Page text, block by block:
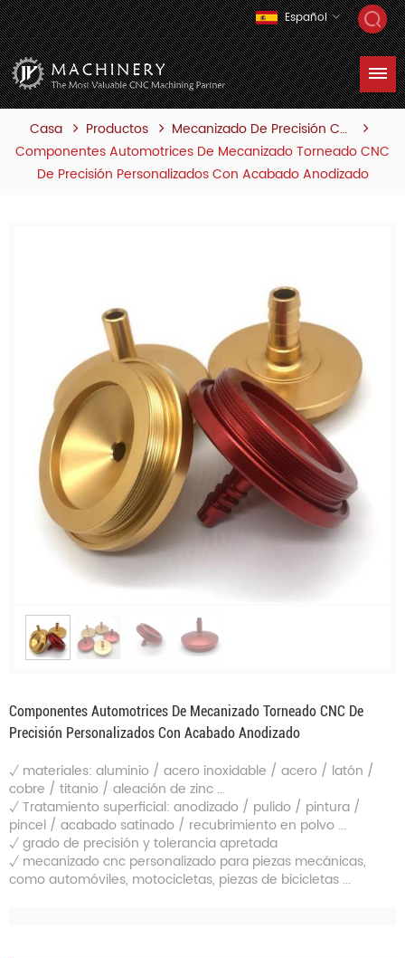
Español
Casa Productos
Mecanizado De Precisión Cnc
Componentes Automotrices De Mecanizado Torneado CNC
De Precisión Personalizados Con Acabado Anodizado
Componentes Automotrices De Mecanizado Torneado CNC De
Precisión Personalizados Con Acabado Anodizado
√ materiales: aluminio / acero inoxidable / acero / latón /
cobre / titanio / aleación de zinc ...
√Tratamiento superficial: anodizado / pulido / pintura /
pincel / acabado satinado / recubrimiento en polvo ...
√grado de precisión y tolerancia apretada
√ mecanizado cnc personalizado para piezas mecánicas,
como automóviles, motocicletas, piezas de bicicletas ...